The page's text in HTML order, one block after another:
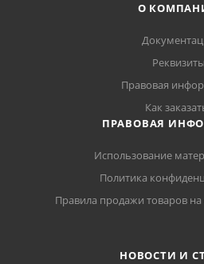
О
Реквизиты
Правовая
Как
ПРАВОВАЯ
Использование
Политика
Правила продажи товаров на
НОВОСТИ И